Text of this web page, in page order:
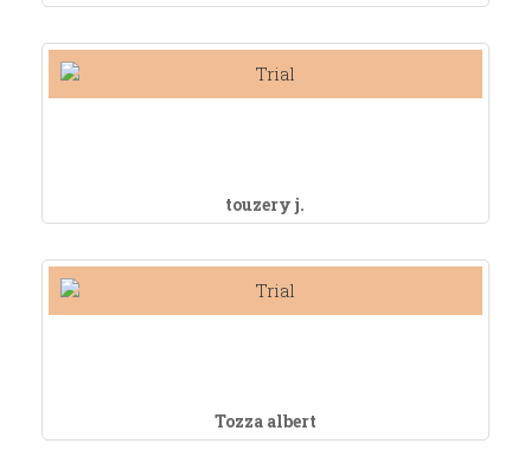
touzery j.
Tozza albert